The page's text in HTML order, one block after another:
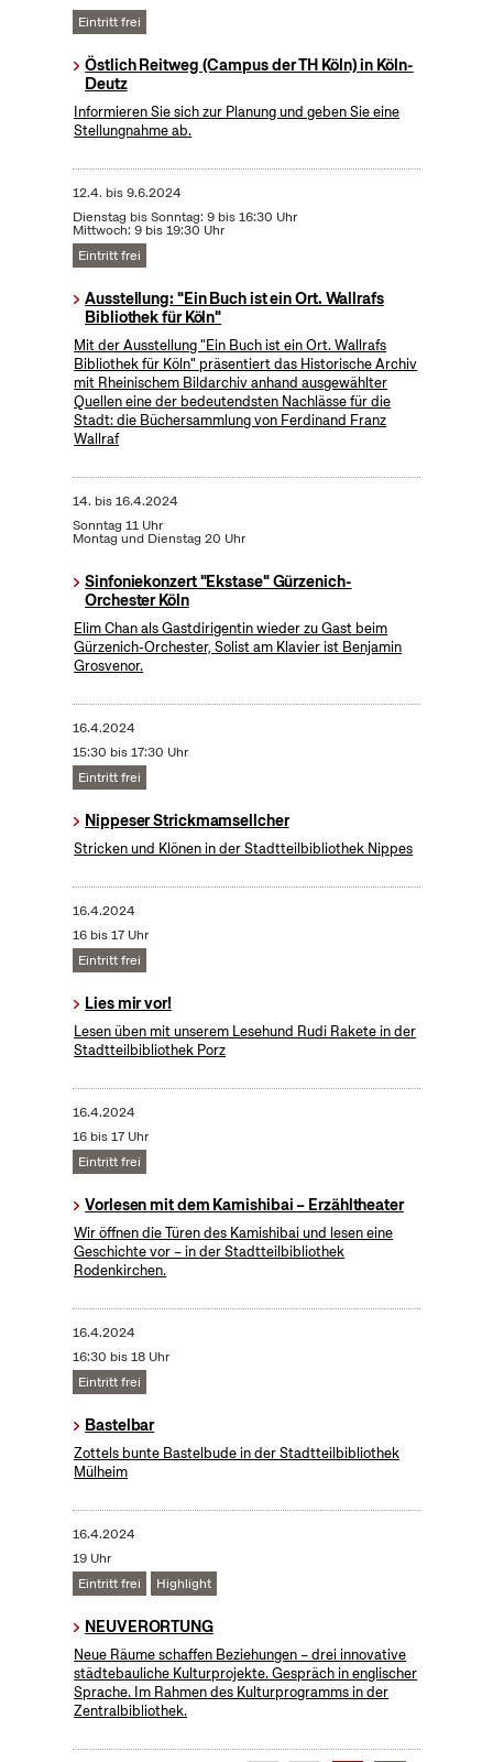
Eintritt frei
Östlich Reitweg (Campus der TH Köln) in Köln-
Deutz
Informieren Sie sich zur Planung und geben Sie eine
Stellungnahme ab.
12.4. bis9.6.2024
Dienstag bis Sonntag: 9 bis 16:30 Uhr
Mittwoch: 9 bis 19:30 Uhr
Eintritt frei
Ausstellung: "Ein Buch ist ein Ort. Wallrafs
Bibliothek für Köln"
Mit der Ausstellung "Ein Buch ist ein Ort. Wallrafs
Bibliothek für Köln" präsentiert das Historische Archiv
mit Rheinischem Bildarchiv anhand ausgewählter
Quellen eine der bedeutendsten Nachlässe für die
Stadt: die Büchersammlung von Ferdinand Franz
Wallraf
14. bis16.4.2024
Sonntag 11 Uhr
Montag und Dienstag 20 Uhr
Sinfoniekonzert "Ekstase" Gürzenich-
Orchester Köln
Elim Chan als Gastdirigentin wieder zu Gast beim
Gürzenich-Orchester, Solist am Klavier ist Benjamin
Grosvenor.
16.4.2024
15:30 bis 17:30 Uhr
Eintritt frei
Nippeser Strickmamsellcher
Stricken und Klönen in der Stadtteilbibliothek Nippes
16.4.2024
16 bis 17 Uhr
Eintritt frei
Lies mir vor!
Lesen üben mit unserem Lesehund Rudi Rakete in der
Stadtteilbibliothek Porz
16.4.2024
16 bis 17 Uhr
Eintritt frei
Vorlesen mit dem Kamishibai – Erzähltheater
Wir öffnen die Türen des Kamishibai und lesen eine
Geschichte vor – in der Stadtteilbibliothek
Rodenkirchen.
16.4.2024
16:30 bis 18 Uhr
Eintritt frei
Bastelbar
Zottels bunte Bastelbude in der Stadtteilbibliothek
Mülheim
16.4.2024
19 Uhr
Eintritt frei
Highlight
NEUVERORTUNG
Neue Räume schaffen Beziehungen – drei innovative
städtebauliche Kulturprojekte. Gespräch in englischer
Sprache. Im Rahmen des Kulturprogramms in der
Zentralbibliothek.